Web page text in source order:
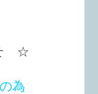
☆
為